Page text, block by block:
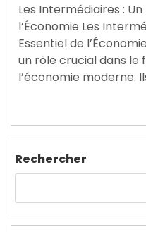
Les Intermédiaires :
l’Économie Les
Essentiel de
un rôle crucial dans
l’économie moderne.
Rechercher